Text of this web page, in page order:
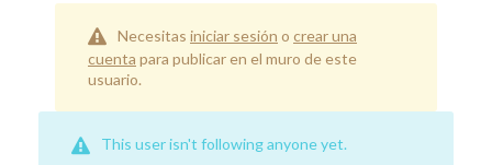
Necesitas iniciar sesión o crear una
cuenta para publicar en el muro de este
usuario.
This user isn't following anyone yet.